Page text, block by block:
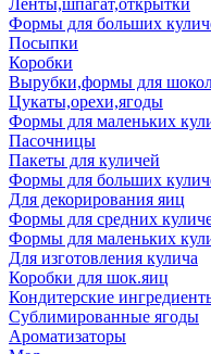
Ленты,шпагат,открытки
Формы для больших
Посыпки
Коробки
Вырубки,формы для
Цукаты,орехи,ягоды
Формы для маленьких
Пасочницы
Пакеты для куличей
Формы для больших
Для декорирования яиц
Формы для средних
Формы для маленьких
Для изготовления кулича
Коробки для шок.яиц
Кондитерские
Сублимированные ягоды
Ароматизаторы